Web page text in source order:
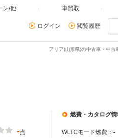
ン/他 車買取
ログイン 閲覧履歴
アリア(山形県)の中古車・中古
-点
燃費・カタログ情
WLTCモード燃費： -